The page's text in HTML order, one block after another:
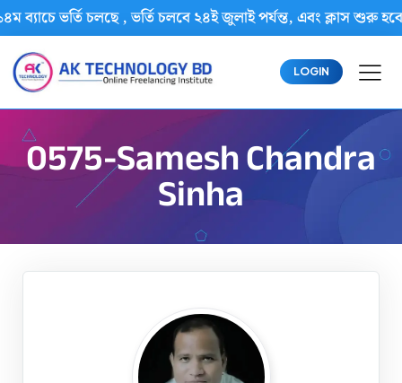
ব্যাচে ভর্তি চলছে , ভর্তি চলবে ২৪ই জুলাই পর্যন্ত, এবং ক্লাস শুরু
LOGIN
0575-Samesh Chandra
Sinha